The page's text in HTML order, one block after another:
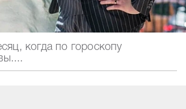
когда по гороскопу